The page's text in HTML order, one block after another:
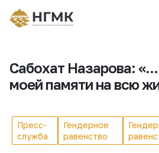
Сабохат Назарова:
моей памяти на всю
Пресс-
служба
Гендерное
равенство